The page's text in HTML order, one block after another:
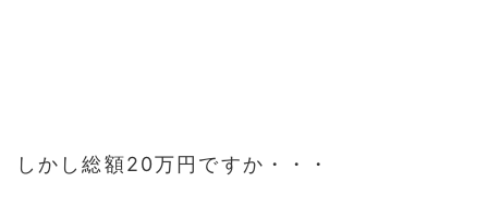
しかし総額20万円ですか・・・